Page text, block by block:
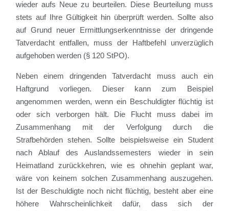
wieder aufs Neue zu beurteilen. Diese Beurteilung muss
stets auf Ihre Gültigkeit hin überprüft werden. Sollte also
auf Grund neuer Ermittlungserkenntnisse der dringende
Tatverdacht entfallen, muss der Haftbefehl unverzüglich
aufgehoben werden (§ 120 StPO).
Neben einem dringenden Tatverdacht muss auch ein
Haftgrund vorliegen. Dieser kann zum Beispiel
angenommen werden, wenn ein Beschuldigter flüchtig ist
oder sich verborgen hält. Die Flucht muss dabei im
Zusammenhang mit der Verfolgung durch die
Strafbehörden stehen. Sollte beispielsweise ein Student
nach Ablauf des Auslandssemesters wieder in sein
Heimatland zurückkehren, wie es ohnehin geplant war,
wäre von keinem solchen Zusammenhang auszugehen.
Ist der Beschuldigte noch nicht flüchtig, besteht aber eine
höhere Wahrscheinlichkeit dafür, dass sich der